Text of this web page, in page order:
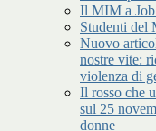
Il MIM a
Studenti del
Nuovo
nostre vite:
violenza di
Il rosso che
sul 25
donne